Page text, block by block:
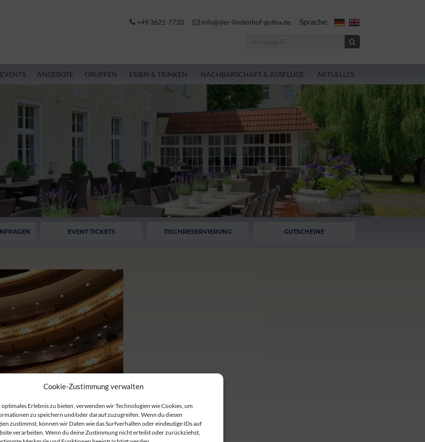
Cookie-Zustimmung verwalten
optimales Erlebnis zu bieten, verwenden wir Technologien wie Cookies, um
zu speichern und/oder darauf zuzugreifen. Wenn du diesen
zustimmst, können wir Daten wie das Surfverhalten oder eindeutige IDs auf
verarbeiten. Wenn du deine Zustimmung nicht erteilst oder zurückziehst,
+49 3621-7720 info@der-lindenhof-gotha.de Sprache:
EVENTS ANGEBOTE GRUPPEN ESSEN & TRINKEN NACHBARSCHAFT & AUSFLÜGE AKTUELLES
EVENT TICKETS TISCHRESERVIERUNG GUTSCHEINE